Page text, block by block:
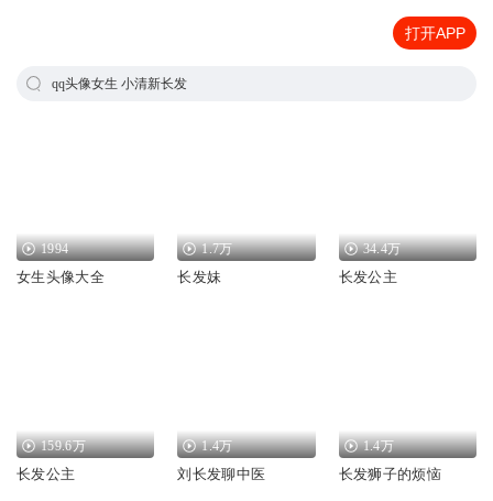
打开APP
qq头像女生 小清新长发
1994
女生头像大全
1.7万
长发妹
34.4万
长发公主
159.6万
长发公主
1.4万
刘长发聊中医
1.4万
长发狮子的烦恼